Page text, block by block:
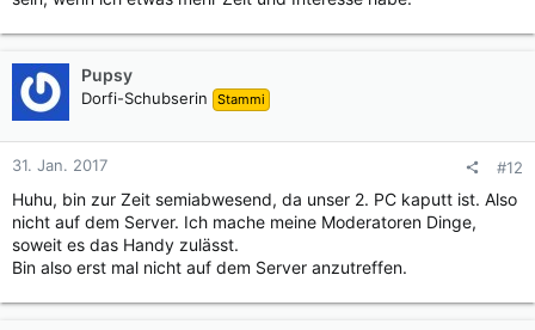
Pupsy
Dorfi-Schubserin Stammi
31. Jan. 2017 #12
Huhu, bin zur Zeit semiabwesend, da unser 2. PC kaputt ist. Also
nicht auf dem Server. Ich mache meine Moderatoren Dinge,
soweit es das Handy zulässt.
Bin also erst mal nicht auf dem Server anzutreffen.